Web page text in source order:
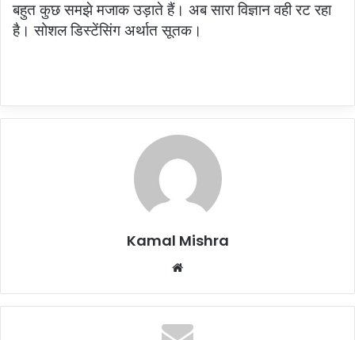
बहुत कुछ समझे मजाक उड़ाते हैं। अब सारा विज्ञान वही रट रहा
है। सोशल डिस्टेंसिंग अर्थात सूतक।
Kamal Mishra
Website